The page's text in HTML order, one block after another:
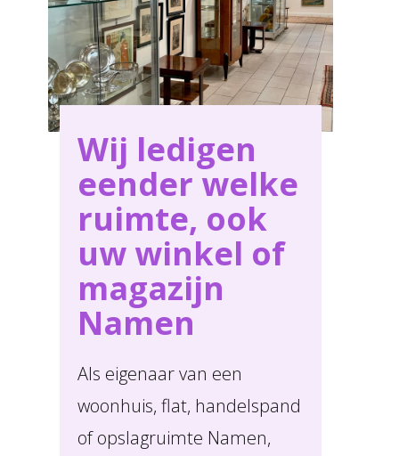
Wij ledigen
eender welke
ruimte, ook
uw winkel of
magazijn
Namen
Als eigenaar van een
woonhuis, flat, handelspand
of opslagruimte Namen,